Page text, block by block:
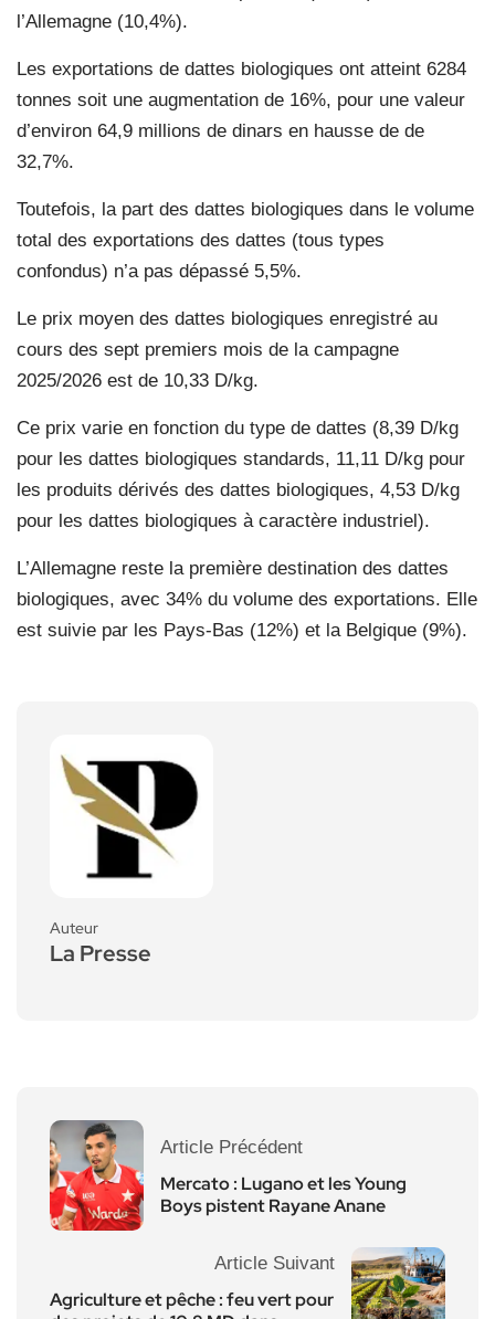
l’Allemagne (10,4%).
Les exportations de dattes biologiques ont atteint 6284
tonnes soit une augmentation de 16%, pour une valeur
d’environ 64,9 millions de dinars en hausse de de
32,7%.
Toutefois, la part des dattes biologiques dans le volume
total des exportations des dattes (tous types
confondus) n’a pas dépassé 5,5%.
Le prix moyen des dattes biologiques enregistré au
cours des sept premiers mois de la campagne
2025/2026 est de 10,33 D/kg.
Ce prix varie en fonction du type de dattes (8,39 D/kg
pour les dattes biologiques standards, 11,11 D/kg pour
les produits dérivés des dattes biologiques, 4,53 D/kg
pour les dattes biologiques à caractère industriel).
L’Allemagne reste la première destination des dattes
biologiques, avec 34% du volume des exportations. Elle
est suivie par les Pays-Bas (12%) et la Belgique (9%).
Auteur
La Presse
Article Précédent
Mercato : Lugano et les Young
Boys pistent Rayane Anane
Article Suivant
Agriculture et pêche : feu vert pour